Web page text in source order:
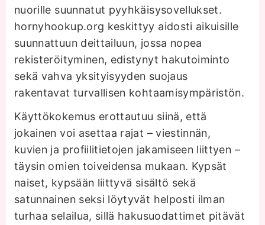
nuorille suunnatut pyyhkäisysovellukset.
hornyhookup.org keskittyy aidosti aikuisille
suunnattuun deittailuun, jossa nopea
rekisteröityminen, edistynyt hakutoiminto
sekä vahva yksityisyyden suojaus
rakentavat turvallisen kohtaamisympäristön.
Käyttökokemus erottautuu siinä, että
jokainen voi asettaa rajat – viestinnän,
kuvien ja profiilitietojen jakamiseen liittyen –
täysin omien toiveidensa mukaan. Kypsät
naiset, kypsään liittyvä sisältö sekä
satunnainen seksi löytyvät helposti ilman
turhaa selailua, sillä hakusuodattimet pitävät